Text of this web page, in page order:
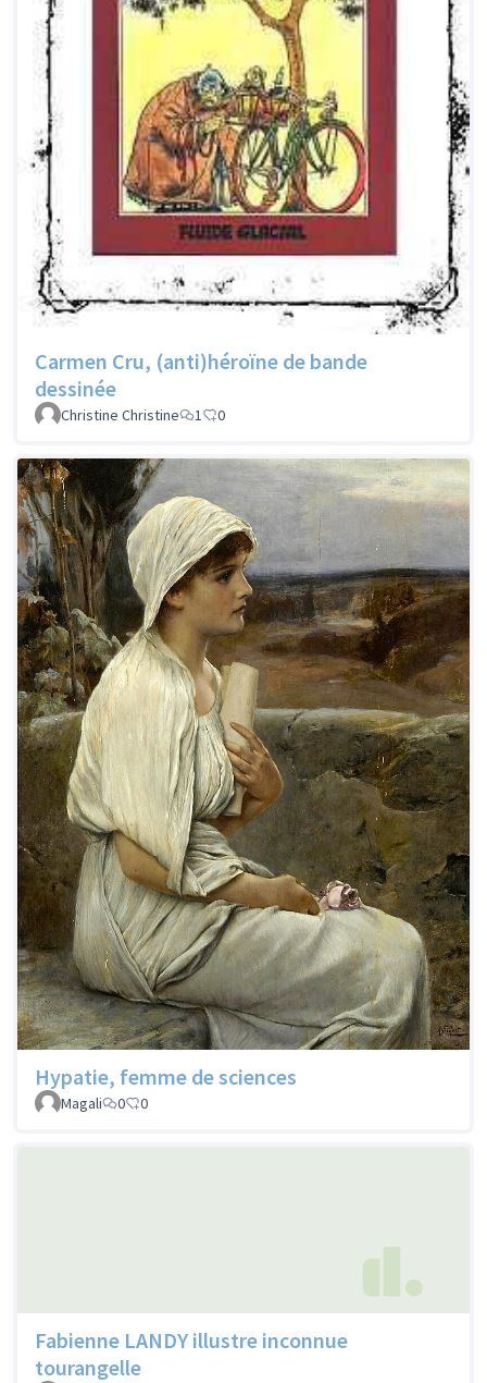
Carmen Cru, (anti)héroïne de bande
dessinée
Christine Christine 1 0
Hypatie, femme de sciences
Magali 0 0
Fabienne LANDY illustre inconnue
tourangelle